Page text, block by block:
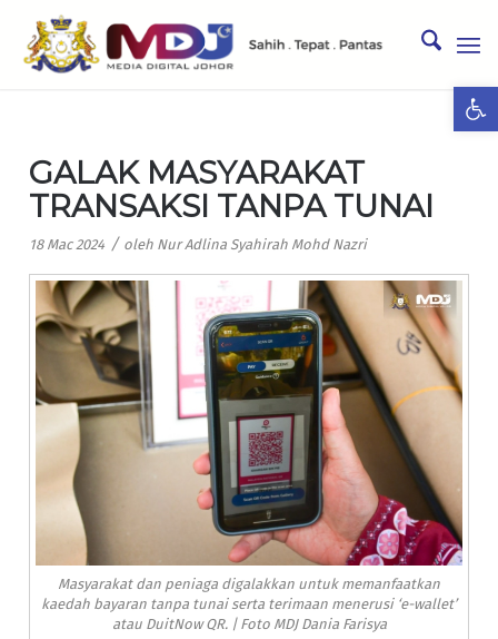
GALAK MASYARAKAT
TRANSAKSI TANPA TUNAI
18 Mac 2024 / oleh Nur Adlina Syahirah Mohd Nazri
Masyarakat dan peniaga digalakkan untuk memanfaatkan
kaedah bayaran tanpa tunai serta terimaan menerusi ‘e-wallet’
atau DuitNow QR. | Foto MDJ Dania Farisya